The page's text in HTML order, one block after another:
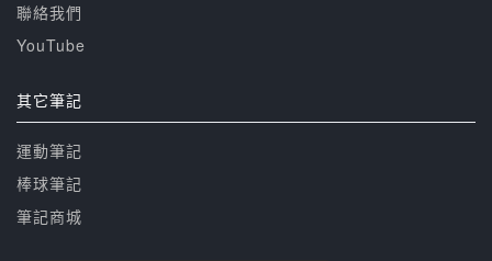
聯絡我們
YouTube
其它筆記
運動筆記
棒球筆記
筆記商城